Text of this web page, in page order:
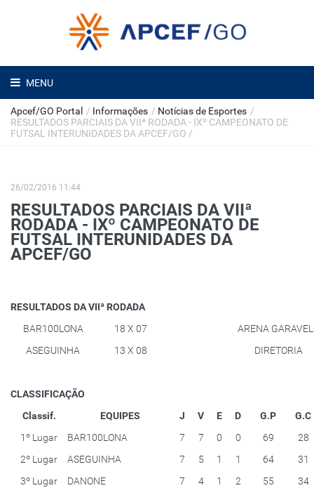
MENU
Apcef/GO Portal / Informações / Notícias de Esportes /
RESULTADOS PARCIAIS DA VIIª RODADA - IXº CAMPEONATO DE
FUTSAL INTERUNIDADES DA APCEF/GO /
26/02/2016 11:44
RESULTADOS PARCIAIS DA VIIª
RODADA - IXº CAMPEONATO DE
FUTSAL INTERUNIDADES DA
APCEF/GO
RESULTADOS DA VIIª RODADA
BAR100LONA
18 X 07
ARENA
ASEGUINHA
13 X 08 DIRETORIA
CLASSIFICAÇÃO
Classif.
EQUIPES J V E D G.P
G.C
1º Lugar
BAR100LONA 7 7 0 0 69
28
2º Lugar
ASEGUINHA 7 5 1 1 64
31
3º Lugar
DANONE 7 4 1 2 55
34